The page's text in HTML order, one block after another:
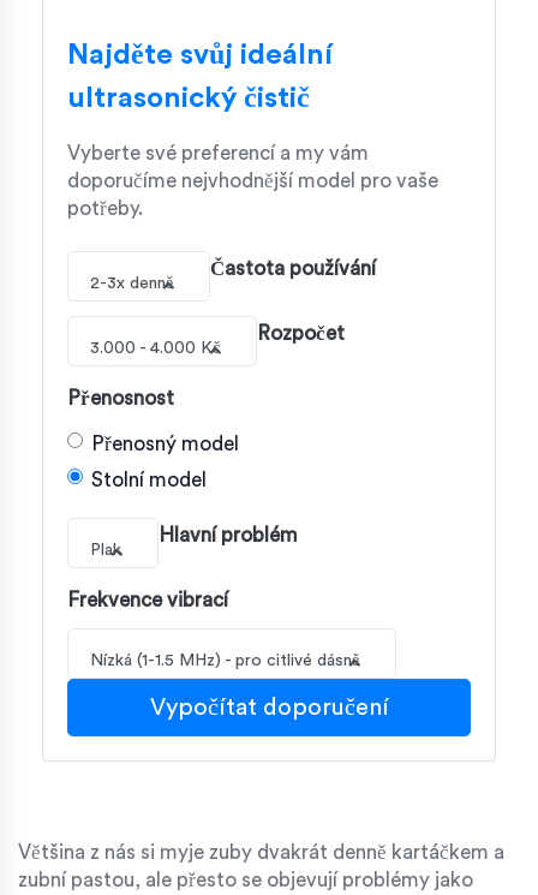
Najděte svůj ideální
ultrasonický čistič
Vyberte své preferencí a my vám
doporučíme nejvhodnější model pro vaše
potřeby.
Častota používání
2-3x denně
Rozpočet
3.000 - 4.000 Kč
Přenosnost
Přenosný model
Stolní model
Hlavní problém
Plak
Frekvence vibrací
Nízká (1-1.5 MHz) - pro citlivé dásně
Vypočítat doporučení
Většina z nás si myje zuby dvakrát denně kartáčkem a
zubní pastou, ale přesto se objevují problémy jako